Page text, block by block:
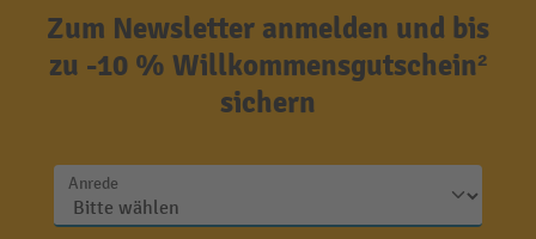
Zum Newsletter anmelden und bis
zu -10 % Willkommensgutschein²
sichern
Anrede